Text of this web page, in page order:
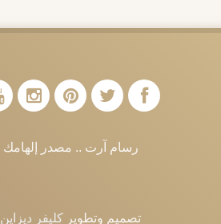
رسام آرت .. مصدر إلهامك
تصميم وتطوير كليفر ديزاين